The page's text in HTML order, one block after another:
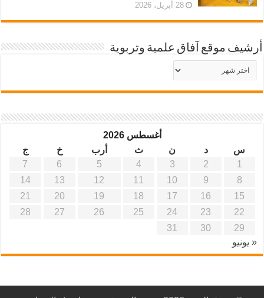
28 أبريل، 2026
أرشيف موقع آفاق علمية وتربوية
أرشيف
موقع
آفاق
أغسطس 2026
س
د ن ث أرب خ
ج
1
2
3
4
5
6
7
8
9
10
11
12
13
14
15
16
17
18
19
20
21
22
23
24
25
26
27
28
29
30
31
« يونيو